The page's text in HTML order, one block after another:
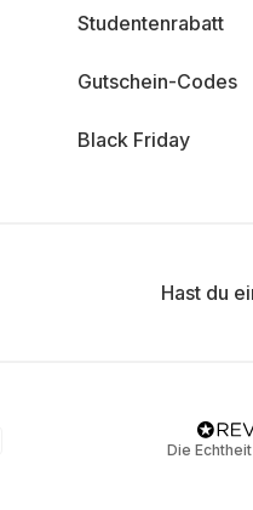
Studentenrabatt
Gutschein-Codes
Black Friday
Hast du
Die